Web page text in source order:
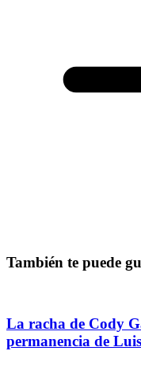
También te puede
La racha de Cody
permanencia de